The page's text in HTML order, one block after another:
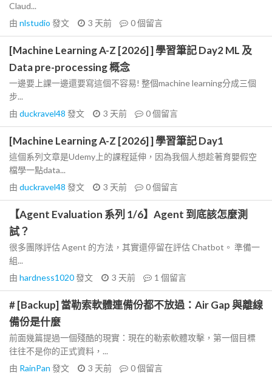
Claud...
由 nlstudio 發文 3 天前 0個留言
[Machine Learning A-Z [2026] ] 學習筆記 Day2 ML 及
Data pre-processing 概念
一邊要上課一邊還要寫這個不容易! 整個machine learning分成三個
步...
由 duckravel48 發文 3 天前 0個留言
[Machine Learning A-Z [2026] ] 學習筆記 Day1
這個系列文章是Udemy上的課程延伸，因為我個人想趁著育嬰假空
檔學一點data...
由 duckravel48 發文 3 天前 0個留言
【Agent Evaluation 系列 1/6】Agent 到底該怎麼測
試？
很多團隊評估 Agent 的方法，其實還停留在評估 Chatbot。 準備一
組...
由 hardness1020發文 3 天前 1 個留言
# [Backup] 當勒索軟體連備份都不放過：Air Gap 與離線
備份是什麼
前面幾篇提過一個殘酷的現實：現在的勒索軟體攻擊，第一個目標
往往不是你的正式資料，...
由 RainPan 發文 3 天前 0個留言